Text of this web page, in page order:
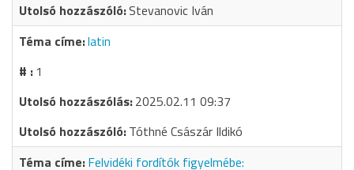
Stevanovic Iván
latin
1
2025.02.11 09:37
Tóthné Császár Ildikó
Felvidéki fordítók figyelmébe: